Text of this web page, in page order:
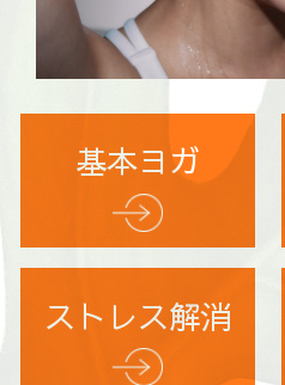
基本ヨガ
ストレス解消